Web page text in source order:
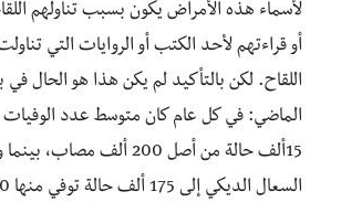
لأسماء هذه الأمراض يكون بسبب تناولهم
أو قراءتهم لأحد الكتب أو الروايات التي
اللقاح. لكن بالتأكيد لم يكن هذا هو الحال في
الماضي: في كل عام كان متوسط عدد الوفيات
15ألف حالة من أصل 200 ألف